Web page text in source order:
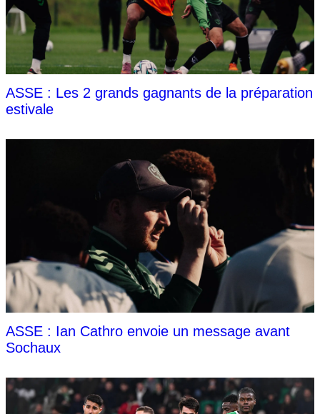
ASSE : Les 2 grands gagnants de la préparation
estivale
ASSE : Ian Cathro envoie un message avant
Sochaux